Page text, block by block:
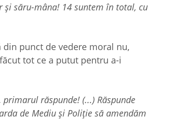
și săru-mâna! 14 suntem în total, cu
punct de vedere moral nu,
tot ce a putut pentru a-i
răspunde! (...) Răspunde
de Mediu și Poliție să amendăm